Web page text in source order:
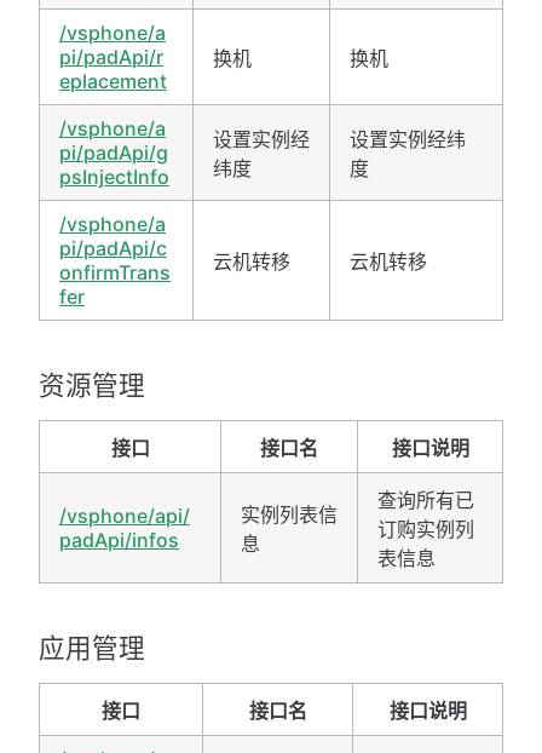
/vsphone/a
pi/padApi/r
eplacement
换机 换机
/vsphone/a
pi/padApi/g
psInjectInfo
设置实例经
纬度
设置实例经纬
度
/vsphone/a
pi/padApi/c
onfirmTrans
fer
云机转移 云机转移
资源管理
接口 接口名 接口说明
/vsphone/api/
padApi/infos
实例列表信
息
查询所有已
订购实例列
表信息
应用管理
接口 接口名
接口说明